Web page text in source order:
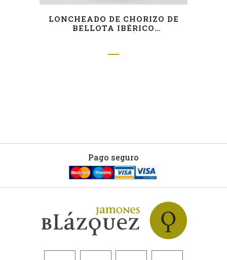
LONCHEADO DE CHORIZO DE
BELLOTA IBÉRICO
Pago seguro